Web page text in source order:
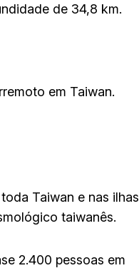
de 34,8 km.
em Taiwan.
Taiwan e nas ilhas
taiwanês.
2.400 pessoas em